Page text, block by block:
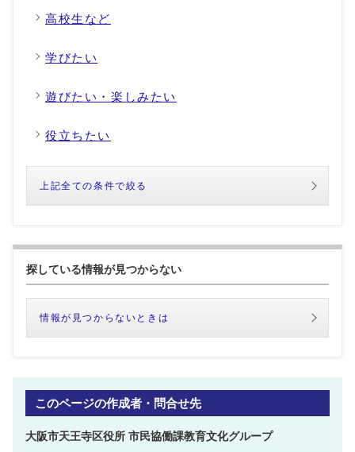
高校生など
学びたい
遊びたい・楽しみたい
役立ちたい
上記全ての条件で絞る
探している情報が見つからない
情報が見つからないときは
このページの作成者・問合せ先
大阪市天王寺区役所 市民協働課教育文化グループ